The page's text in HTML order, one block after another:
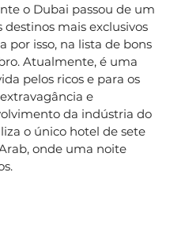
o Dubai passou de um
mais exclusivos
por isso, na lista de bons
Atualmente, é uma
pelos ricos e para os
e
da indústria do
o único hotel de sete
onde uma noite